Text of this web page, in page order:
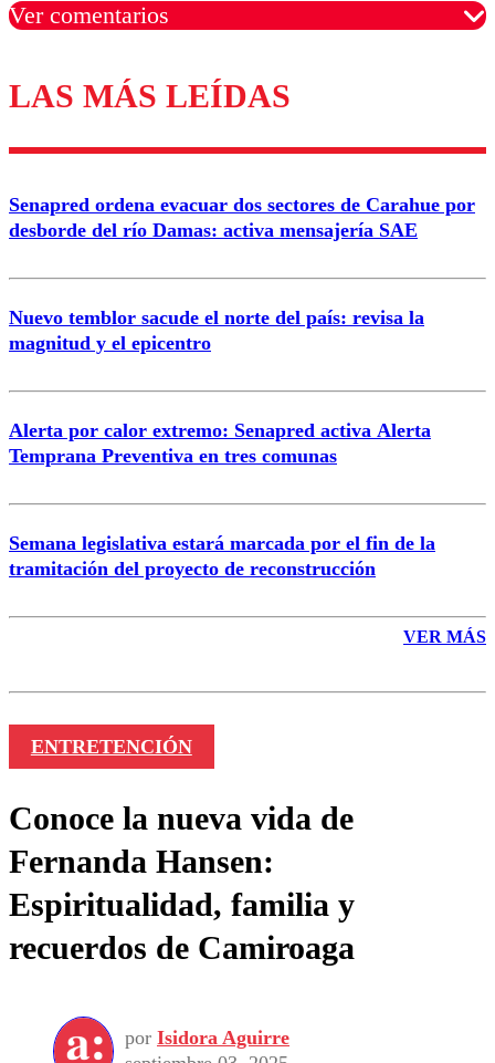
Ver comentarios
Los comentarios son moderados para garantizar un
diálogo respetuoso.
Correo
LAS MÁS LEÍDAS
Senapred ordena evacuar dos sectores de Carahue por
desborde del río Damas: activa mensajería SAE
Nuevo temblor sacude el norte del país: revisa la
magnitud y el epicentro
Alerta por calor extremo: Senapred activa Alerta
Temprana Preventiva en tres comunas
Semana legislativa estará marcada por el fin de la
tramitación del proyecto de reconstrucción
VER MÁS
ENTRETENCIÓN
Conoce la nueva vida de
Fernanda Hansen:
Espiritualidad, familia y
recuerdos de Camiroaga
por Isidora Aguirre